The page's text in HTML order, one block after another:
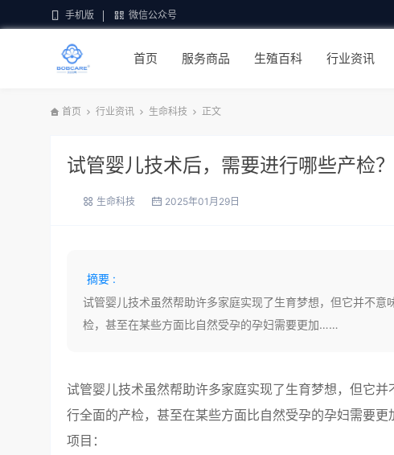
手机版 微信公众号
首页 服务商品 生殖百科 行业资讯
首页 行业资讯 生命科技 正文
试管婴儿技术后，需要进行哪些产检？
生命科技 2025年01月29日
摘要 :
试管婴儿技术虽然帮助许多家庭实现了生育梦想，但它并不
检，甚至在某些方面比自然受孕的孕妇需要更加……
试管婴儿技术虽然帮助许多家庭实现了生育梦想，但它
行全面的产检，甚至在某些方面比自然受孕的孕妇需要
项目：